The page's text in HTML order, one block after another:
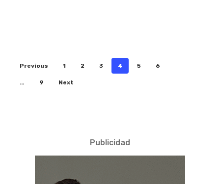
Previous 1 2 3 4 5 6
… 9 Next
Publicidad